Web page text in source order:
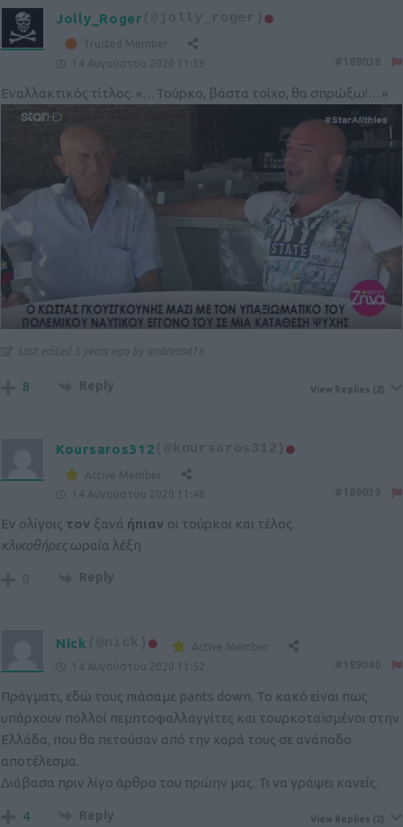
Jolly_Roger
Trusted Member
14 Αυγούστου 2020 11:39
Εναλλακτικός τίτλος: «…Τούρκο, βάστα τοίχο, θα σπρώξω!…»
Last edited 5 years ago by andreasd16
8 Reply View Replies (2)
Koursaros312
Active Member
14 Αυγούστου 2020 11:48
Εν ολίγοις τον ξανά ήπιαν οι τούρκοι και τέλος.
κλικοθήρες ωραία λέξη
0 Reply
Nick
Active Member
14 Αυγούστου 2020 11:52
Πράγματι, εδώ τους πιάσαμε pants down. Το κακό είναι πως
υπάρχουν πολλοί πεμπτοφαλλαγγίτες και τουρκοταϊσμένοι στην
Ελλάδα, που θα πετούσαν από την χαρά τους σε ανάποδο
αποτέλεσμα.
Διάβασα πριν λίγο άρθρο του πρώην μας. Τι να γράψει κανείς.
4 Reply View Replies (2)